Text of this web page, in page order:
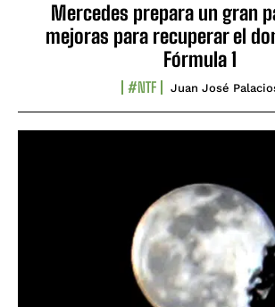
Mercedes prepara un gran
mejoras para recuperar el
Fórmula 1
#NTF Juan José